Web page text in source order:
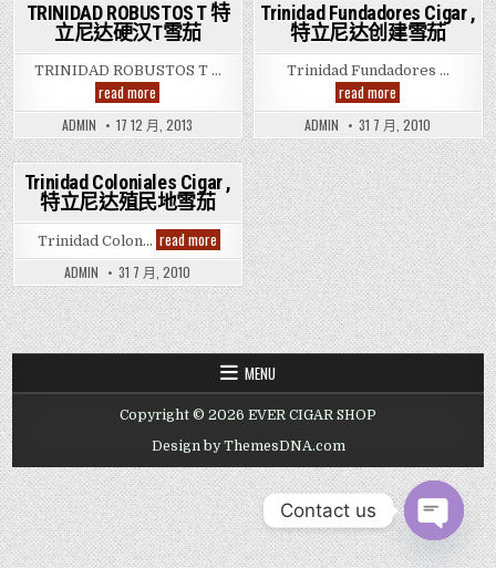
Posted
in
TRINIDAD ROBUSTOS T 特
立尼达硬汉T雪茄
TRINIDAD ROBUSTOS T …
read more
ROBUSTOS
T
特
立
尼
达
硬
汉
T
雪
茄
ADMIN 17 12 月, 2013
Posted
in
Trinidad Fundadores Cigar ,
特立尼达创建雪茄
Trinidad Fundadores …
read more
Fundadores
Cigar
,
特
立
尼
达
创
建
雪
茄
ADMIN 31 7 月, 2010
Posted
in
Trinidad Coloniales Cigar ,
特立尼达殖民地雪茄
Trinidad Colon… read more Trinidad
Coloniales
Cigar
,
特
立
尼
达
殖
民
地
雪
茄
ADMIN 31 7 月, 2010
MENU
Copyright © 2026 EVER CIGAR SHOP
Design by ThemesDNA.com
Contact us
OPEN